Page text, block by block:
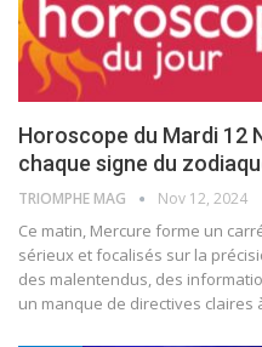
Horoscope du Mardi 12
chaque signe du
TRIOMPHE MAG Nov 12, 2024
Ce matin, Mercure forme un
sérieux et focalisés sur la
des malentendus, des
un manque de directives claires